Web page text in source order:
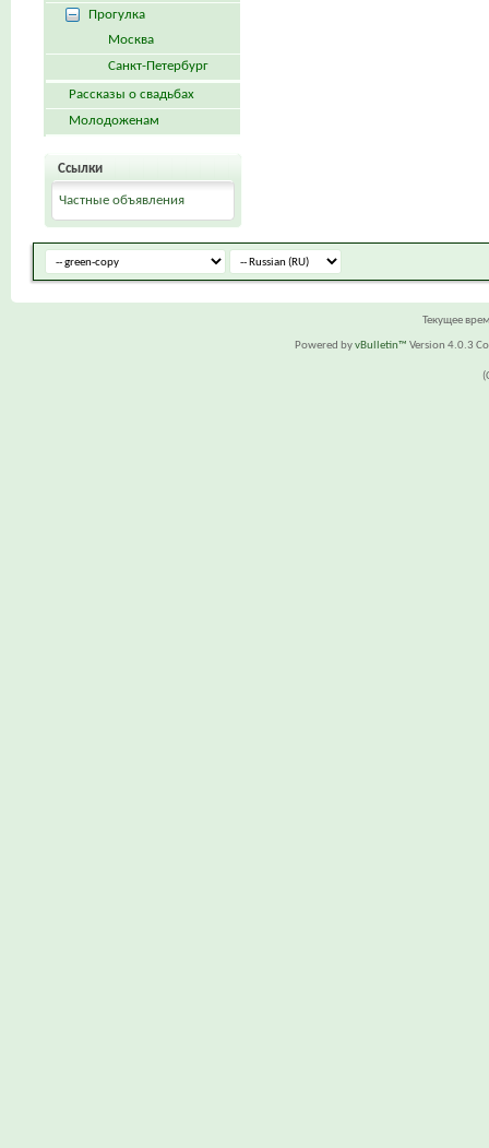
Прогулка
Москва
Санкт-Петербург
Рассказы о свадьбах
Молодоженам
Ссылки
Частные объявления
Текущее
Powered byvBulletin™ Version 4.0.3